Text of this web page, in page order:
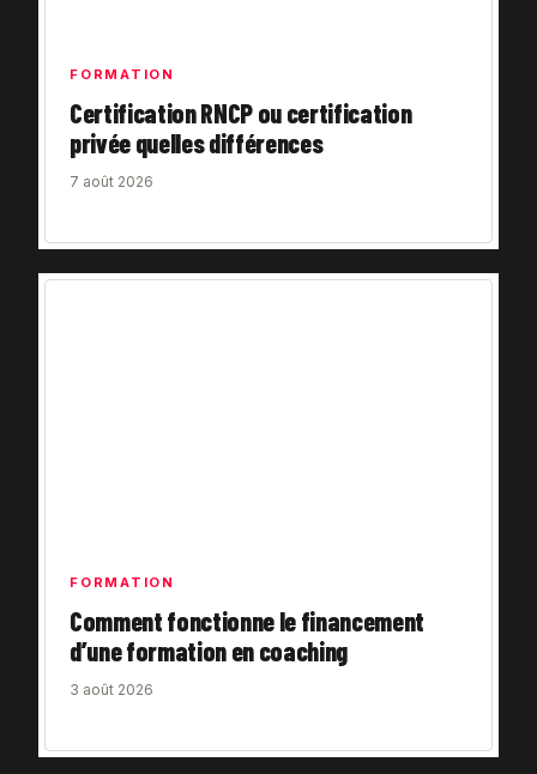
FORMATION
Certification RNCP ou certification
privée quelles différences
7 août 2026
FORMATION
Comment fonctionne le financement
d’une formation en coaching
3 août 2026